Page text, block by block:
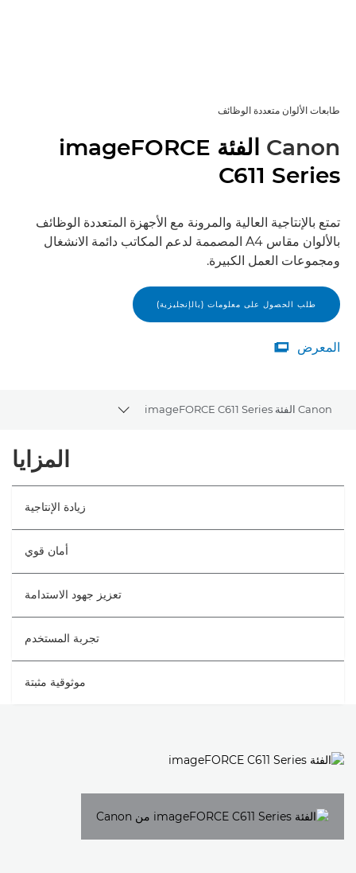
طابعات الألوان متعددة الوظائف
Canon
الفئة imageFORCE
C611 Series
تمتع بالإنتاجية العالية والمرونة مع الأجهزة المتعددة الوظائف
بالألوان مقاس A4 المصممة لدعم المكاتب دائمة الانشغال
ومجموعات العمل الكبيرة.
طلب الحصول على معلومات (بالإنجليزية)
المعرض
المعرض

Canon الفئة imageFORCE C611 Series
Toggle breadcrumbs
المواصفات
المزايا
زيادة الإنتاجية
أمان قوي
تعزيز جهود الاستدامة
تجربة المستخدم
موثوقية مثبتة